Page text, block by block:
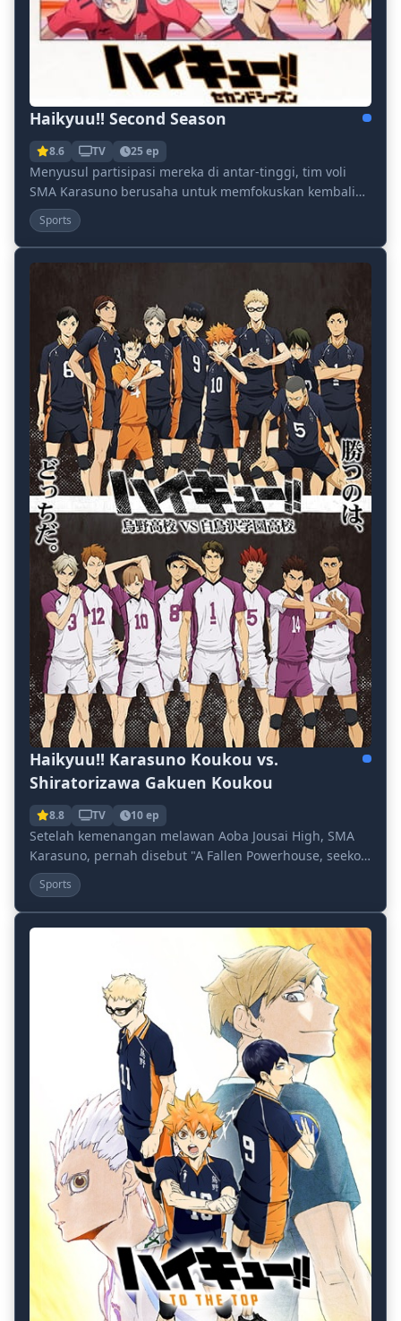
Haikyuu!! Second Season
8.6 TV 25 ep
Menyusul partisipasi mereka di antar-tinggi, tim voli
SMA Karasuno berusaha untuk memfokuskan kembali
upaya mereka, bertujuan untuk menaklukkan turnam...
Sports
Haikyuu!! Karasuno Koukou vs.
Shiratorizawa Gakuen Koukou
8.8 TV 10 ep
Setelah kemenangan melawan Aoba Jousai High, SMA
Karasuno, pernah disebut "A Fallen Powerhouse, seekor
burung gagak yang tidak bisa terbang," akhirnya...
Sports